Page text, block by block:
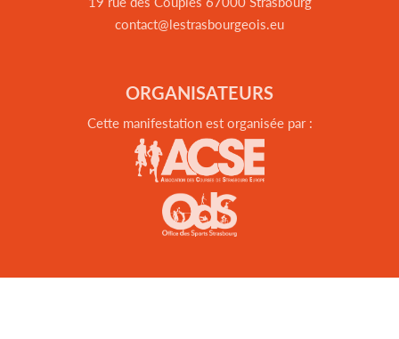
contact@lestrasbourgeois.eu
ORGANISATEURS
Cette manifestation est organisée par :